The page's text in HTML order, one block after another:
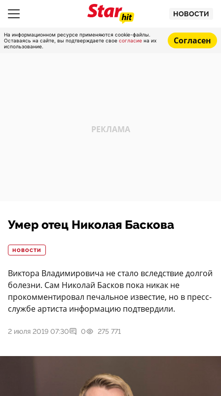
НОВОСТИ
На информационном ресурсе применяются cookie-файлы.
Оставаясь на сайте, вы подтверждаете свое согласие на их
использование.
Согласен
Умер отец Николая Баскова
НОВОСТИ
Виктора Владимировича не стало вследствие долгой
болезни. Сам Николай Басков пока никак не
прокомментировал печальное известие, но в пресс-
службе артиста информацию подтвердили.
2 июля 2019 07:30 0 275 771